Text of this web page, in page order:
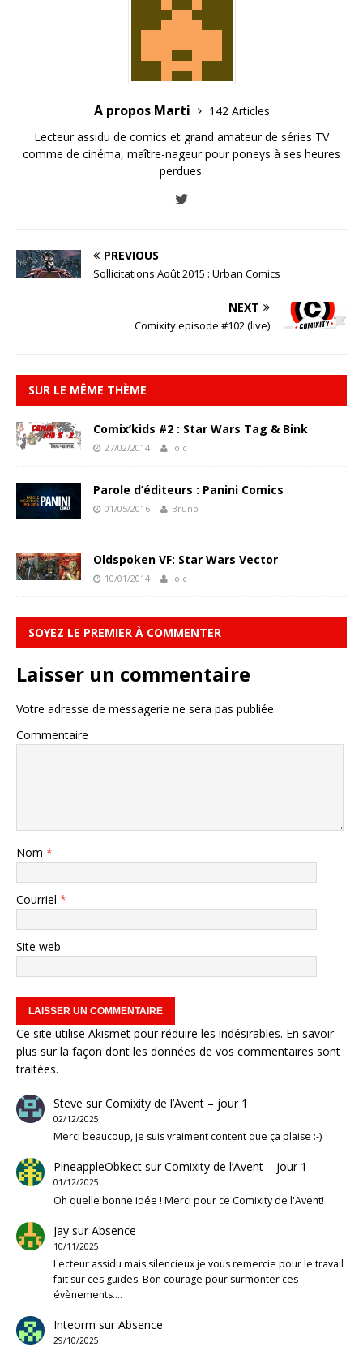
A propos Marti
142 Articles
Lecteur assidu de comics et grand amateur de séries TV
comme de cinéma, maître-nageur pour poneys à ses heures
perdues.
PREVIOUS
Sollicitations Août 2015 : Urban Comics
NEXT
Comixity episode #102 (live)
SUR LE MÊME THÈME
Comix’kids #2 : Star Wars Tag & Bink
27/02/2014 loic
Parole d’éditeurs : Panini Comics
01/05/2016 Bruno
Oldspoken VF: Star Wars Vector
10/01/2014 loic
SOYEZ LE PREMIER À COMMENTER
Laisser un commentaire
Votre adresse de messagerie ne sera pas publiée.
Commentaire
Nom *
Courriel *
Site web
Ce site utilise Akismet pour réduire les indésirables. En savoir
plus sur la façon dont les données de vos commentaires sont
traitées.
Steve surComixity de l’Avent – jour 1
02/12/2025
Merci beaucoup, je suis vraiment content que ça plaise :-)
PineappleObkectsurComixity de l’Avent – jour 1
01/12/2025
Oh quelle bonne idée ! Merci pour ce Comixity de l'Avent!
JaysurAbsence
10/11/2025
Lecteur assidu mais silencieux je vous remercie pour le travail
fait sur ces guides. Bon courage pour surmonter ces
évènements.…
Inteorm surAbsence
29/10/2025